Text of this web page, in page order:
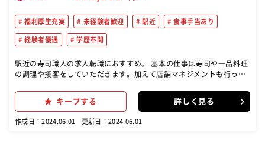
福利厚生充実 未経験者歓迎 駅近 食事手当あり
経験者優遇 学歴不問
駅近の寿司職人の求人転職におすすめ。 基本の仕事は寿司や一品料理
の調理や接客をしていただきます。加えて店舗マネジメントも行って
理、アルバイトの面接・育成、メニュー開発などです。いち早く店長
を目指して頂くためには店舗マネジメントが重要です。 「寿司」をメ
インにした新しい居酒屋です。 酒を飲みながら寿司を食べ、なおかつ
キープする 詳しく見る
作成日：2024.06.01 更新日：2024.06.01